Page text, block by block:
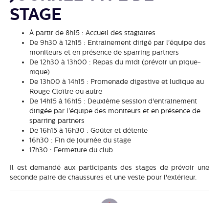
STAGE
À partir de 8h15 : Accueil des stagiaires
De 9h30 à 12h15 : Entrainement dirigé par l'équipe des
moniteurs et en présence de sparring partners
De 12h30 à 13h00 : Repas du midi (prévoir un pique-
nique)
De 13h00 à 14h15 : Promenade digestive et ludique au
Rouge Cloître ou autre
De 14h15 à 16h15 : Deuxième session d'entrainement
dirigée par l'équipe des moniteurs et en présence de
sparring partners
De 16h15 à 16h30 : Goûter et détente
16h30 : Fin de journée du stage
17h30 : Fermeture du club
Il est demandé aux participants des stages de prévoir une
seconde paire de chaussures et une veste pour l'extérieur.